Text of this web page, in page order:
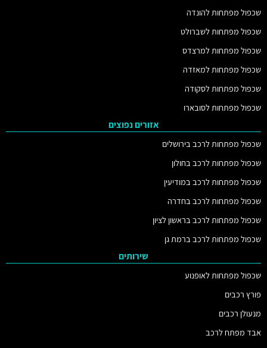
שכפול מפתחות להונדה
שכפול מפתחות לשברולט
שכפול מפתחות למרצדס
שכפול מפתחות למאזדה
שכפול מפתחות לסקודה
שכפול מפתחות לסובארו
אזורים נפוצים
שכפול מפתחות לרכב בירושלים
שכפול מפתחות לרכב בחולון
שכפול מפתחות לרכב במודיעין
שכפול מפתחות לרכב בחדרה
שכפול מפתחות לרכב בראשון לציון
שכפול מפתחות לרכב ברמת גן
שירותים
שכפול מפתחות לאופנוע
פורץ רכבים
מנעולן רכבים
אבד מפתח לרכב